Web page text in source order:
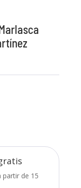
partir de 15